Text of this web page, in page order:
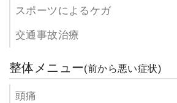
スポーツによるケガ
交通事故治療
整体メニュー(前から悪い症状)
頭痛